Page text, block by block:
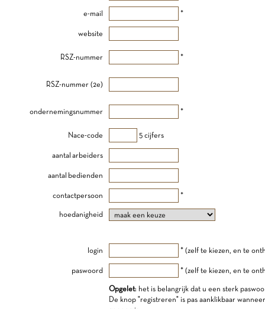
e-mail *
website
RSZ-nummer *
RSZ-nummer (2e)
ondernemingsnummer *
Nace-code 5 cijfers
aantal arbeiders
aantal bedienden
contactpersoon *
hoedanigheid
login * (zelf te kiezen, en te
paswoord * (zelf te kiezen, en te
Opgelet: het is belangrijk dat u een sterk
De knop "registreren" is pas aanklikbaar